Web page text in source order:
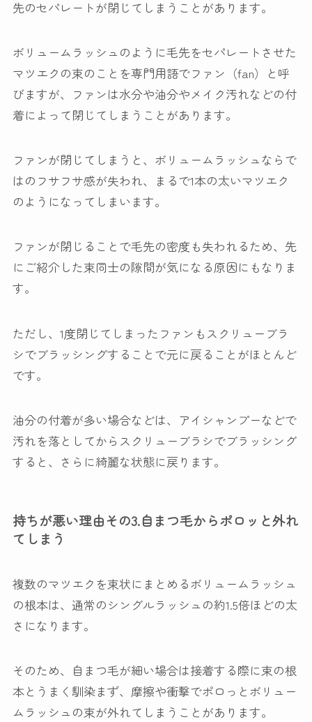
先のセパレートが閉じてしまうことがあります。
ボリュームラッシュのように毛先をセパレートさせた
マツエクの束のことを専門用語でファン（fan）と呼
びますが、ファンは水分や油分やメイク汚れなどの付
着によって閉じてしまうことがあります。
ファンが閉じてしまうと、ボリュームラッシュならで
はのフサフサ感が失われ、まるで1本の太いマツエク
のようになってしまいます。
ファンが閉じることで毛先の密度も失われるため、先
にご紹介した束同士の隙間が気になる原因にもなりま
す。
ただし、1度閉じてしまったファンもスクリューブラ
シでブラッシングすることで元に戻ることがほとんど
です。
油分の付着が多い場合などは、アイシャンプーなどで
汚れを落としてからスクリューブラシでブラッシング
すると、さらに綺麗な状態に戻ります。
持ちが悪い理由その3.自まつ毛からポロッと外れ
てしまう
複数のマツエクを束状にまとめるボリュームラッシュ
の根本は、通常のシングルラッシュの約1.5倍ほどの太
さになります。
そのため、自まつ毛が細い場合は接着する際に束の根
本とうまく馴染まず、摩擦や衝撃でポロっとボリュー
ムラッシュの束が外れてしまうことがあります。